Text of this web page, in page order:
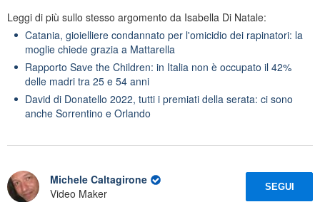
Leggi di più sullo stesso argomento da Isabella Di Natale:
Catania, gioielliere condannato per l'omicidio dei rapinatori: la
moglie chiede grazia a Mattarella
Rapporto Save the Children: in Italia non è occupato il 42%
delle madri tra 25 e 54 anni
David di Donatello 2022, tutti i premiati della serata: ci sono
anche Sorrentino e Orlando
Michele Caltagirone
Video Maker
SEGUI